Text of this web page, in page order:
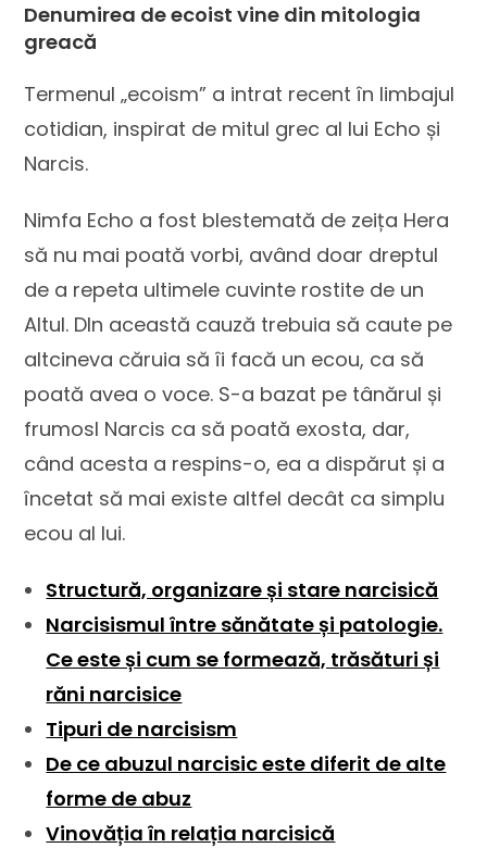
Denumirea de ecoist vine din mitologia
greacă
Termenul „ecoism” a intrat recent în limbajul
cotidian, inspirat de mitul grec al lui Echo și
Narcis.
Nimfa Echo a fost blestemată de zeița Hera
să nu mai poată vorbi, având doar dreptul
de a repeta ultimele cuvinte rostite de un
Altul. DIn această cauză trebuia să caute pe
altcineva căruia să îi facă un ecou, ca să
poată avea o voce. S-a bazat pe tânărul și
frumosl Narcis ca să poată exosta, dar,
când acesta a respins-o, ea a dispărut și a
încetat să mai existe altfel decât ca simplu
ecou al lui.
Structură, organizare și stare narcisică
Narcisismul între sănătate și patologie.
Ce este și cum se formează, trăsături și
răni narcisice
Tipuri de narcisism
De ce abuzul narcisic este diferit de alte
forme de abuz
Vinovăția în relația narcisică